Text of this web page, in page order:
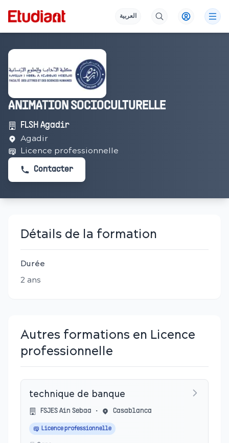
العربية
ANIMATION SOCIOCULTURELLE
FLSH Agadir
Agadir
Licence professionnelle
Contacter
Détails de la formation
Durée
2 ans
Autres formations en Licence
professionnelle
technique de banque
FSJES Ain Sebaa • Casablanca
Licence professionnelle